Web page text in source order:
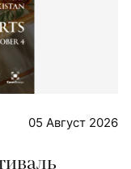
05 Август 2026